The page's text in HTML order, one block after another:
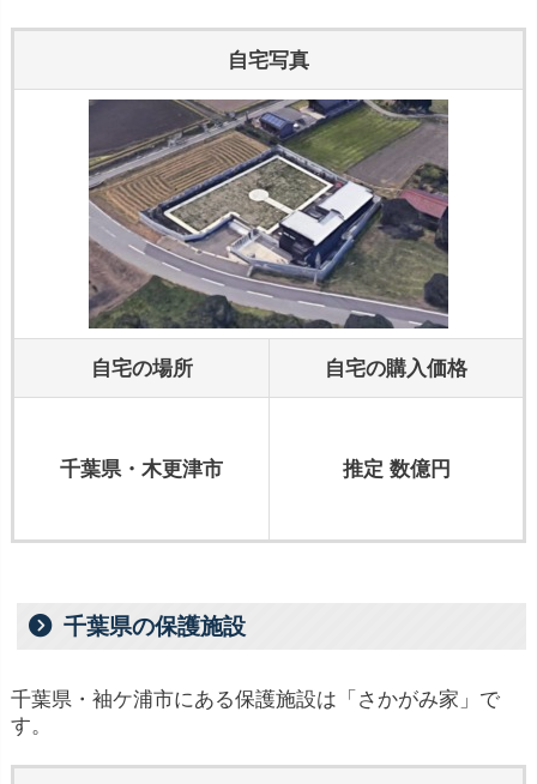
自宅写真
自宅の場所 自宅の購入価格
千葉県・木更津市 推定 数億円
千葉県の保護施設
千葉県・袖ケ浦市にある保護施設は「さかがみ家」で
す。